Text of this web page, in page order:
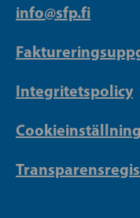
info@sfp.fi
Integritetspolicy